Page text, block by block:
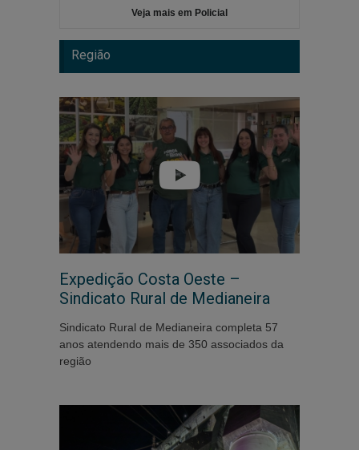
Veja mais em Policial
Região
Expedição Costa Oeste –
Sindicato Rural de Medianeira
Sindicato Rural de Medianeira completa 57
anos atendendo mais de 350 associados da
região